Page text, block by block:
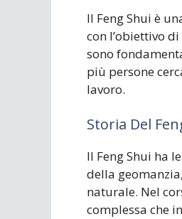
Il Feng Shui è
con l’obiettivo
sono
più persone
lavoro.
Storia Del
Il Feng Shui ha
della
naturale. Nel
complessa che